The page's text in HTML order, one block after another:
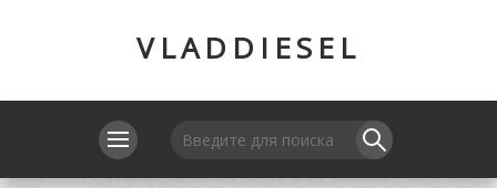
VLADDIESEL